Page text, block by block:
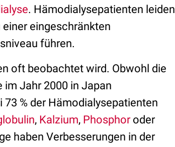
. Hämodialysepatienten leiden
eingeschränkten
führen.
oft beobachtet wird. Obwohl die
im Jahr 2000 in Japan
% der Hämodialysepatienten
, Kalzium, Phosphoroder
haben Verbesserungen in der